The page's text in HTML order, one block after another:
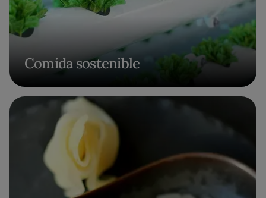
Comida sostenible